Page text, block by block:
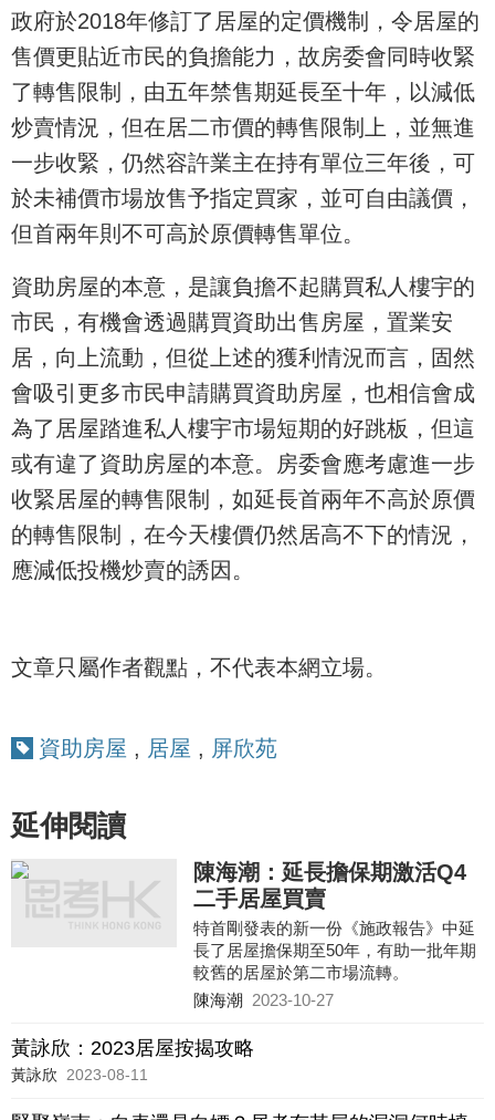
政府於2018年修訂了居屋的定價機制，令居屋的
售價更貼近市民的負擔能力，故房委會同時收緊
了轉售限制，由五年禁售期延長至十年，以減低
炒賣情況，但在居二市價的轉售限制上，並無進
一步收緊，仍然容許業主在持有單位三年後，可
於未補價市場放售予指定買家，並可自由議價，
但首兩年則不可高於原價轉售單位。
資助房屋的本意，是讓負擔不起購買私人樓宇的
市民，有機會透過購買資助出售房屋，置業安
居，向上流動，但從上述的獲利情況而言，固然
會吸引更多市民申請購買資助房屋，也相信會成
為了居屋踏進私人樓宇市場短期的好跳板，但這
或有違了資助房屋的本意。房委會應考慮進一步
收緊居屋的轉售限制，如延長首兩年不高於原價
的轉售限制，在今天樓價仍然居高不下的情況，
應減低投機炒賣的誘因。
文章只屬作者觀點，不代表本網立場。
資助房屋 , 居屋 , 屏欣苑
延伸閱讀
陳海潮：延長擔保期激活Q4
二手居屋買賣
特首剛發表的新一份《施政報告》中延
長了居屋擔保期至50年，有助一批年期
較舊的居屋於第二市場流轉。
陳海潮 2023-10-27
黃詠欣：2023居屋按揭攻略
黃詠欣 2023-08-11